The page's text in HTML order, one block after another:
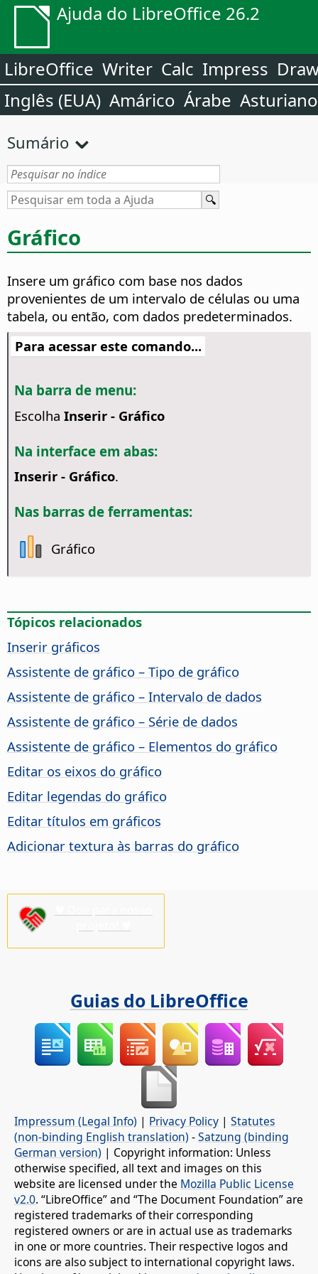
Ajuda do LibreOffice 26.2
LibreOffice Writer Calc Impress
Inglês (EUA) Amárico Árabe Asturiano
Sumário
Gráfico
Insere um gráfico com base nos dados
provenientes de um intervalo de células ou uma
tabela, ou então, com dados predeterminados.
Para acessar este comando...
Na barra de menu:
Escolha Inserir - Gráfico
Na interface em abas:
Inserir - Gráfico.
Nas barras de ferramentas:
Gráfico
Tópicos relacionados
Inserir gráficos
Assistente de gráfico – Tipo de gráfico
Assistente de gráfico – Intervalo de dados
Assistente de gráfico – Série de dados
Assistente de gráfico – Elementos do gráfico
Editar os eixos do gráfico
Editar legendas do gráfico
Editar títulos em gráficos
Adicionar textura às barras do gráfico
Guias do LibreOffice
Impressum (Legal Info) | Privacy Policy | Statutes
(non-binding English translation) -Satzung (binding
German version) | Copyright information: Unless
otherwise specified, all text and images on this
website are licensed under the Mozilla Public License
v2.0. “LibreOffice” and “The Document Foundation” are
registered trademarks of their corresponding
registered owners or are in actual use as trademarks
in one or more countries. Their respective logos and
icons are also subject to international copyright laws.